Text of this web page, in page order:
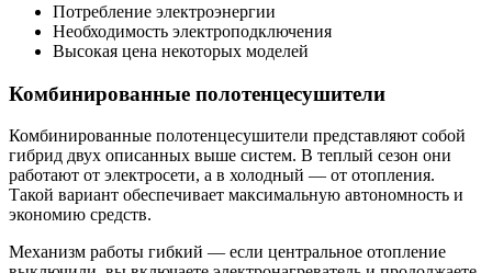
Потребление электроэнергии
Необходимость электроподключения
Высокая цена некоторых моделей
Комбинированные полотенцесушители
Комбинированные полотенцесушители представляют собой
гибрид двух описанных выше систем. В теплый сезон они
работают от электросети, а в холодный — от отопления.
Такой вариант обеспечивает максимальную автономность и
экономию средств.
Механизм работы гибкий — если центральное отопление